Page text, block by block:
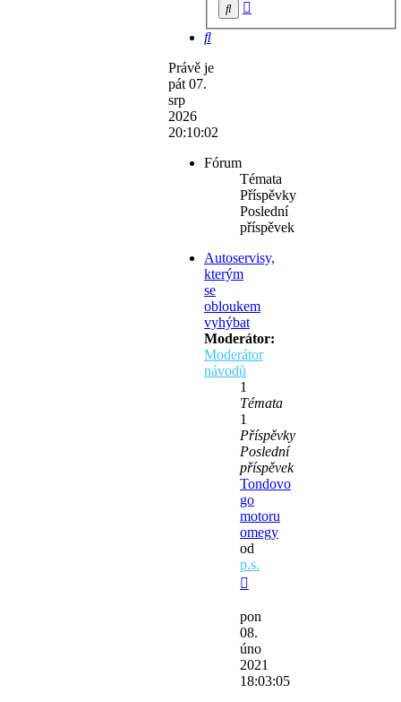
Hledat
Hledat
Právě je
pát 07.
srp
2026
20:10:02
Fórum
Témata
Příspěvky
Poslední
příspěvek
Autoservisy,
kterým
se
obloukem
vyhýbat
Moderátor:
Moderátor
návodů
1
Témata
1
Příspěvky
Poslední
příspěvek
Tondovo
go
motoru
omegy
od
p.s.
poslední
příspěvek
pon
08.
úno
2021
18:03:05